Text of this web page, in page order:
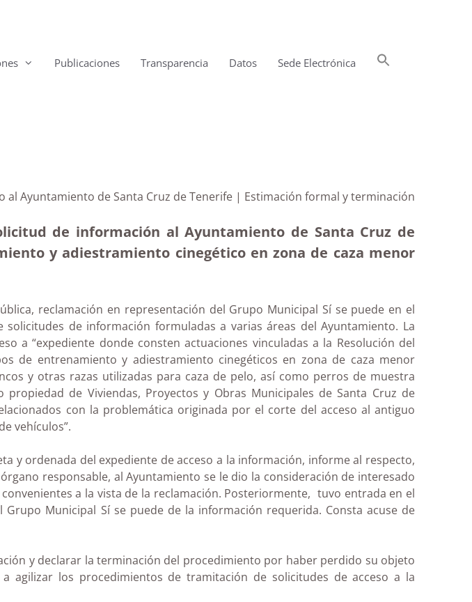
Publicaciones Transparencia Datos Sede Electrónica
Ayuntamiento de Santa Cruz de Tenerife | Estimación formal y terminación
de información alAyuntamiento de Santa Cruz de
y adiestramiento cinegético en zona de caza menor
reclamación en representación del Grupo Municipal Sí se puede en el
de información formuladas a varias áreas del Ayuntamiento. La
a “expediente donde consten actuaciones vinculadas a la Resolución del
de entrenamiento y adiestramiento cinegéticos en zona de caza menor
y otras razas utilizadas para caza de pelo, así como perros de muestra
de Viviendas, Proyectos y Obras Municipales de Santa Cruz de
con la problemática originada por el corte del acceso al antiguo
vehículos”.
y ordenada del expediente de acceso a la información, informe al respecto,
responsable, al Ayuntamiento se le dio la consideración de interesado
a la vista de la reclamación. Posteriormente, tuvo entrada en el
Municipal Sí se puede de la información requerida. Consta acuse de
y declarar la terminación del procedimiento por haber perdido su objeto
agilizar los procedimientos de tramitación de solicitudes de acceso a la